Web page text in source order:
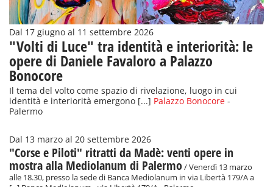
Dal 17 giugno al 11 settembre 2026
"Volti di Luce" tra identità e interiorità: le
opere di Daniele Favaloro a Palazzo
Bonocore
Il tema del volto come spazio di rivelazione, luogo in cui
identità e interiorità emergono [...] Palazzo Bonocore -
Palermo
Dal 13 marzo al 20 settembre 2026
"Corse e Piloti" ritratti da Madè: venti opere in
mostra alla Mediolanum di Palermo/ Venerdì 13 marzo
alle 18.30, presso la sede di Banca Mediolanum in via Libertà 179/A a